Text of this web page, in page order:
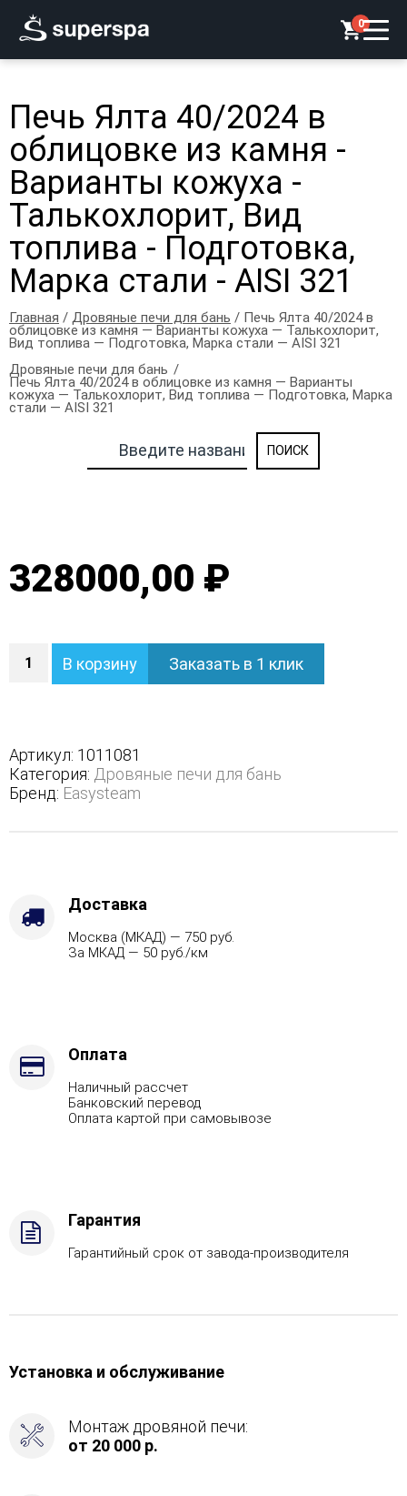
0
Печь Ялта 40/2024 в
облицовке из камня -
Варианты кожуха -
Талькохлорит, Вид
топлива - Подготовка,
Марка стали - AISI 321
Главная / Дровяные печи для бань / Печь Ялта 40/2024 в
облицовке из камня — Варианты кожуха — Талькохлорит,
Вид топлива — Подготовка, Марка стали — AISI 321
Дровяные печи для бань
Печь Ялта 40/2024 в облицовке из камня — Варианты
кожуха — Талькохлорит, Вид топлива — Подготовка, Марка
стали — AISI 321
328000,00 ₽
Печь
облицовке
из
камня
-
топлива
Подготовка,
321
В корзину Заказать в 1 клик
Артикул: 1011081
Категория: Дровяные печи для бань
Бренд: Easysteam
Доставка
Москва (МКАД) — 750 руб.
За МКАД — 50 руб./км
Оплата
Наличный рассчет
Банковский перевод
Оплата картой при самовывозе
Гарантия
Гарантийный срок от завода-производителя
Установка и обслуживание
Монтаж дровяной печи:
от 20 000 р.